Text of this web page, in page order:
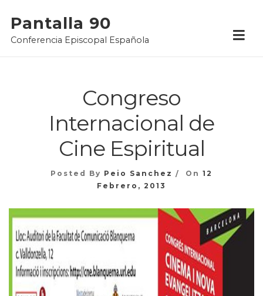
content
Pantalla 90
Conferencia Episcopal Española
Congreso
Internacional de
Cine Espiritual
Posted By Peio Sanchez On 12
Febrero, 2013